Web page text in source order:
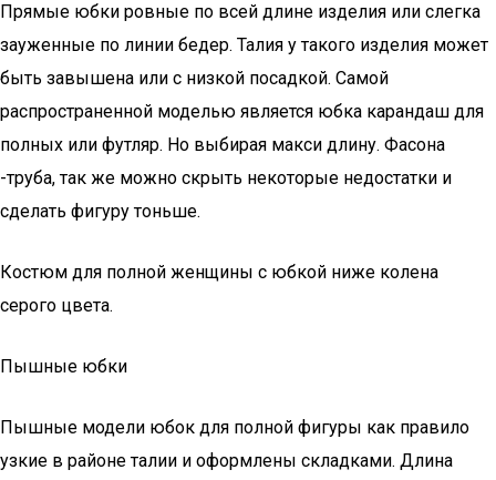
Прямые юбки ровные по всей длине изделия или слегка
зауженные по линии бедер. Талия у такого изделия может
быть завышена или с низкой посадкой. Самой
распространенной моделью является юбка карандаш для
полных или футляр. Но выбирая макси длину. Фасона
-труба, так же можно скрыть некоторые недостатки и
сделать фигуру тоньше.
Костюм для полной женщины с юбкой ниже колена
серого цвета.
Пышные юбки
Пышные модели юбок для полной фигуры как правило
узкие в районе талии и оформлены складками. Длина